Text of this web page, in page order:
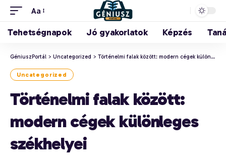
Aa
Tehetségnapok Jó gyakorlatok Képzés
GéniuszPortál > Uncategorized > Történelmi falak között: modern cégek különleges székhelyei
Uncategorized
Történelmi falak között:
modern cégek különleges
székhelyei